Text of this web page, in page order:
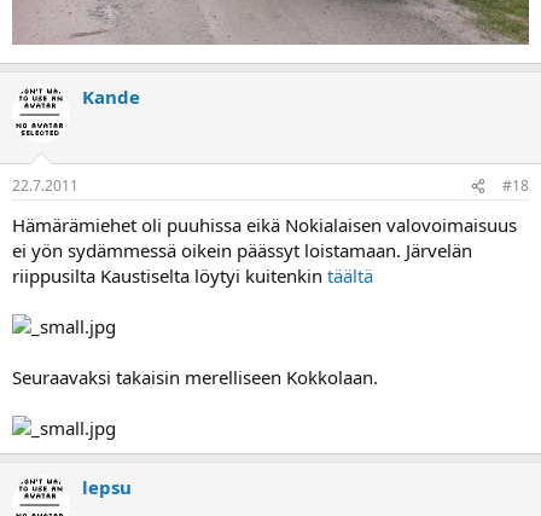
Kande
22.7.2011 #18
Hämärämiehet oli puuhissa eikä Nokialaisen valovoimaisuus
ei yön sydämmessä oikein päässyt loistamaan. Järvelän
riippusilta Kaustiselta löytyi kuitenkin täältä
Seuraavaksi takaisin merelliseen Kokkolaan.
lepsu